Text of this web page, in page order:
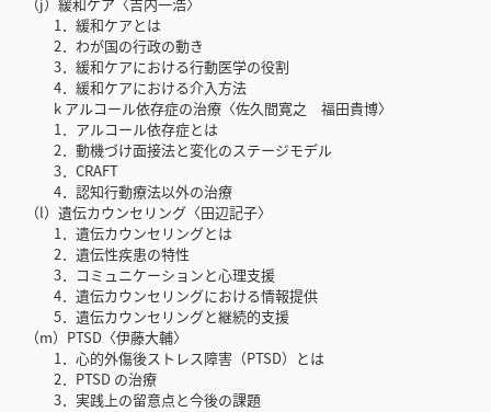
1．緩和ケアとは
2．わが国の行政の動き
3．緩和ケアにおける行動医学の役割
4．緩和ケアにおける介入方法
k アルコール依存症の治療〈佐久間寛之 福田貴博〉
1．アルコール依存症とは
2．動機づけ面接法と変化のステージモデル
3．CRAFT
4．認知行動療法以外の治療
（l）遺伝カウンセリング〈田辺記子〉
1．遺伝カウンセリングとは
2．遺伝性疾患の特性
3．コミュニケーションと心理支援
4．遺伝カウンセリングにおける情報提供
5．遺伝カウンセリングと継続的支援
（m）PTSD〈伊藤大輔〉
1．心的外傷後ストレス障害（PTSD）とは
2．PTSD の治療
3．実践上の留意点と今後の課題